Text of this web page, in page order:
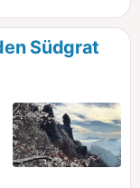
Südgrat